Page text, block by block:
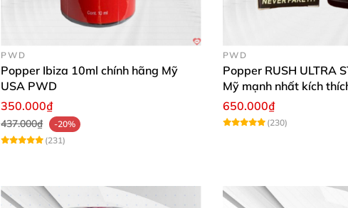
PWD
Popper Ibiza 10ml chính hãng Mỹ
USA PWD
350.000₫
437.000₫
-20%
(231)
PWD
Popper RUSH ULTRA
Mỹ mạnh nhất kích
650.000₫
(230)